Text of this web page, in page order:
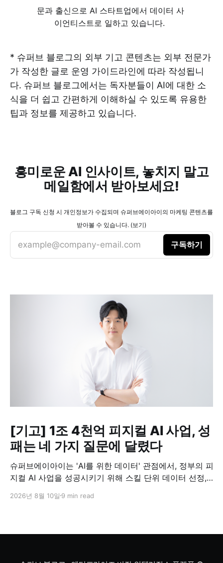
문과 출신으로 AI 스타트업에서 데이터 사
이언티스트로 일하고 있습니다.
* 슈퍼브 블로그의 외부 기고 콘텐츠는 외부 전문가
가 작성한 글로 운영 가이드라인에 따라 작성됩니
다. 슈퍼브 블로그에서는 독자분들이 AI에 대한 소
식을 더 쉽고 간편하게 이해하실 수 있도록 유용한
팁과 정보를 제공하고 있습니다.
흥미로운 AI 인사이트, 놓치지 말고
메일함에서 받아보세요!
블로그 구독 신청 시 개인정보가 수집되며 슈퍼브에이아이의 마케팅 콘텐츠를
받아볼 수 있습니다. (보기)
example@company-email.com 구독하기
[기고] 1조 4천억 피지컬 AI 사업, 성
패는 네 가지 질문에 달렸다
슈퍼브에이아이는 'AI를 위한 데이터' 관점에서, 정부의 피
지컬 AI 사업을 성공시키기 위해 스킬 단위 데이터 선정,
지도라는 네 가지 설계가 필요하다고 제언했습니다.
2026년 8월 10일 9 min read